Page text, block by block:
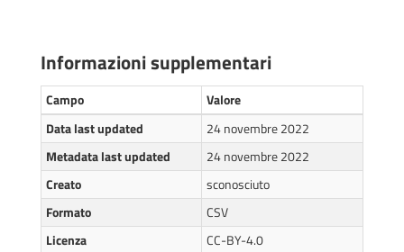
Informazioni supplementari
Campo
Valore
Data last updated
24 novembre 2022
Metadata last updated
24 novembre 2022
Creato
sconosciuto
Formato
CSV
Licenza
CC-BY-4.0